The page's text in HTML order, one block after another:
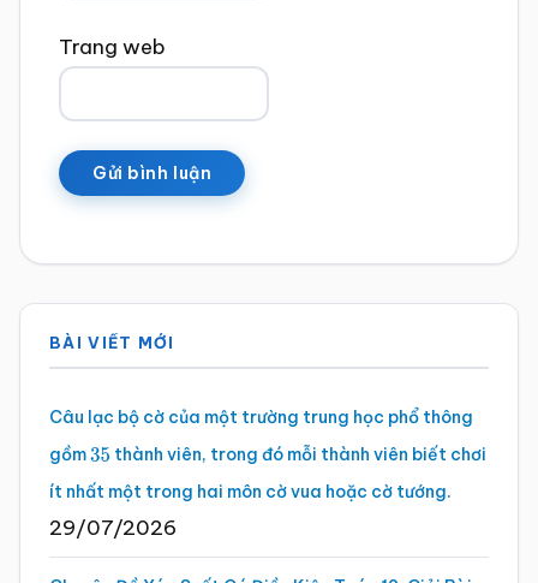
Trang web
Sidebar
chính
BÀI VIẾT MỚI
Câu lạc bộ cờ của một trường trung học phổ thông
gồm35 thành viên, trong đó mỗi thành viên biết chơi
ít nhất một trong hai môn cờ vua hoặc cờ tướng.
29/07/2026